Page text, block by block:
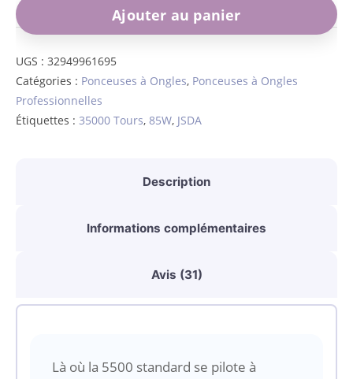
de
Ponceuse
Ongles
avec
Réglable
Rotation
Ajouter au panier
UGS : 32949961695
Catégories : Ponceuses à Ongles, Ponceuses à Ongles
Professionnelles
Étiquettes : 35000 Tours, 85W, JSDA
Description
Informations complémentaires
Avis (31)
Là où la 5500 standard se pilote à